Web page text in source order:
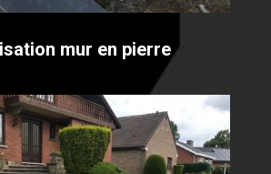
mur en pierre